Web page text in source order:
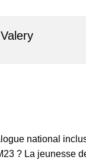
Valery